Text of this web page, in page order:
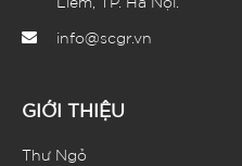
info@scgr.vn
GIỚI THIỆU
Thư Ngỏ